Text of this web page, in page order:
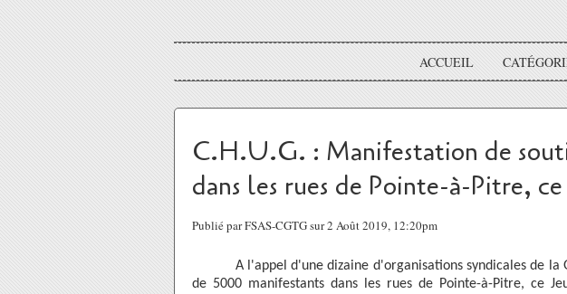
ACCUEIL
C.H.U.G. : Manifestation de
dans les rues de Pointe-à-Pitre,
Publié par FSAS-CGTG sur 2 Août 2019, 12:20pm
A l'appel d'une dizaine d'organisations syndicales de la
de 5000 manifestants dans les rues de Pointe-à-Pitre, ce